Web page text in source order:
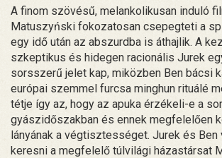
A finom szövésű, melankolikusan induló
Matuszyński fokozatosan csepegteti a
egy idő után az abszurdba is áthajlik. A
szkeptikus és hidegen racionális Jurek
sorsszerű jelet kap, miközben Ben bácsi
európai szemmel furcsa minghun rituálé
tétje így az, hogy az apuka érzékeli-e a
gyászidőszakban és ennek megfelelően
lányának a végtisztességet. Jurek és
keresni a megfelelő túlvilági házastársat